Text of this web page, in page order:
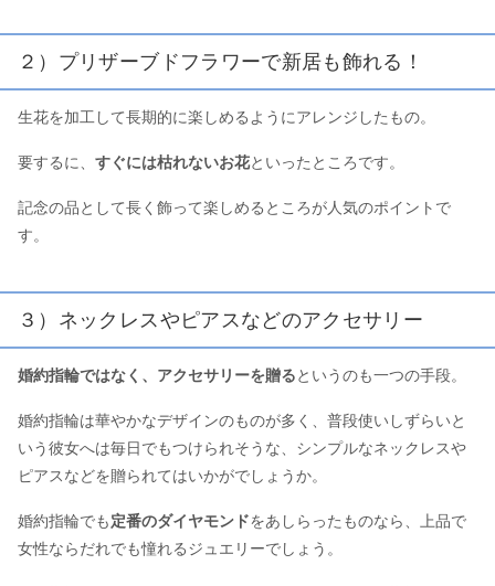
２）プリザーブドフラワーで新居も飾れる！
生花を加工して長期的に楽しめるようにアレンジしたもの。
要するに、 すぐには枯れないお花といったところです。
記念の品として長く飾って楽しめるところが人気のポイントで
す。
３）ネックレスやピアスなどのアクセサリー
婚約指輪ではなく、アクセサリーを贈るというのも一つの手段。
婚約指輪は華やかなデザインのものが多く、普段使いしずらいと
いう彼女へは毎日でもつけられそうな、シンプルなネックレスや
ピアスなどを贈られてはいかがでしょうか。
婚約指輪でも定番のダイヤモンドをあしらったものなら、上品で
女性ならだれでも憧れるジュエリーでしょう。